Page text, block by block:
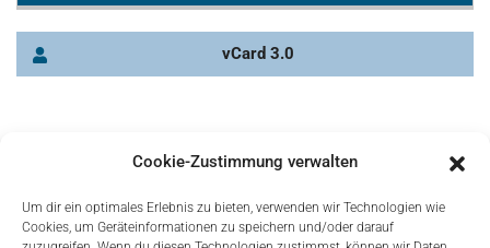
Cookie-Zustimmung verwalten
Um dir ein optimales Erlebnis zu bieten, verwenden wir Technologien wie
Cookies, um Geräteinformationen zu speichern und/oder darauf
vCard 3.0